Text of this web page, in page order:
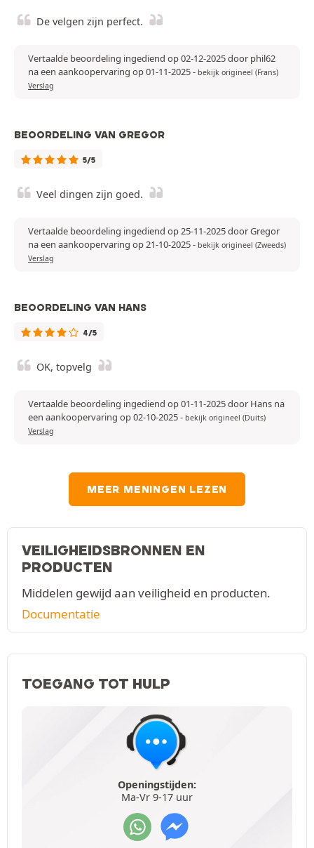
De velgen zijn perfect.
Vertaalde beoordeling ingediend op 02-12-2025 door phil62
na een aankoopervaring op 01-11-2025- bekijk origineel (Frans)
Verslag
BEOORDELING VAN GREGOR
5/5
Veel dingen zijn goed.
Vertaalde beoordeling ingediend op 25-11-2025 door Gregor
na een aankoopervaring op 21-10-2025- bekijk origineel (Zweeds)
Verslag
BEOORDELING VAN HANS
4/5
OK, topvelg
Vertaalde beoordeling ingediend op 01-11-2025 door Hans na
een aankoopervaring op 02-10-2025- bekijk origineel (Duits)
Verslag
MEER MENINGEN LEZEN
VEILIGHEIDSBRONNEN EN
PRODUCTEN
Middelen gewijd aan veiligheid en producten.
Documentatie
TOEGANG TOT HULP
Openingstijden:
Ma-Vr 9-17 uur